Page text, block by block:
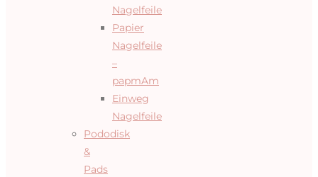
Nagelfeile
Papier
Nagelfeile
–
papmAm
Einweg
Nagelfeile
Pododisk
&
Pads